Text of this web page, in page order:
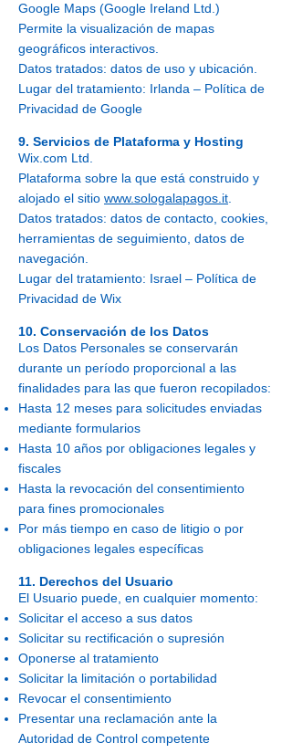
Google Maps (Google Ireland Ltd.)
Permite la visualización de mapas
geográficos interactivos.
Datos tratados: datos de uso y ubicación.
Lugar del tratamiento: Irlanda – Política de
Privacidad de Google
9. Servicios de Plataforma y Hosting
Wix.com Ltd.
Plataforma sobre la que está construido y
alojado el sitio www.sologalapagos.it
Datos tratados: datos de contacto, cookies,
herramientas de seguimiento, datos de
navegación.
Lugar del tratamiento: Israel – Política de
Privacidad de Wix
10. Conservación de los Datos
Los Datos Personales se conservarán
durante un período proporcional a las
finalidades para las que fueron recopilados:
Hasta 12 meses para solicitudes enviadas
mediante formularios
Hasta 10 años por obligaciones legales y
fiscales
Hasta la revocación del consentimiento
para fines promocionales
Por más tiempo en caso de litigio o por
obligaciones legales específicas
11. Derechos del Usuario
El Usuario puede, en cualquier momento:
Solicitar el acceso a sus datos
Solicitar su rectificación o supresión
Oponerse al tratamiento
Solicitar la limitación o portabilidad
Revocar el consentimiento
Presentar una reclamación ante la
Autoridad de Control competente